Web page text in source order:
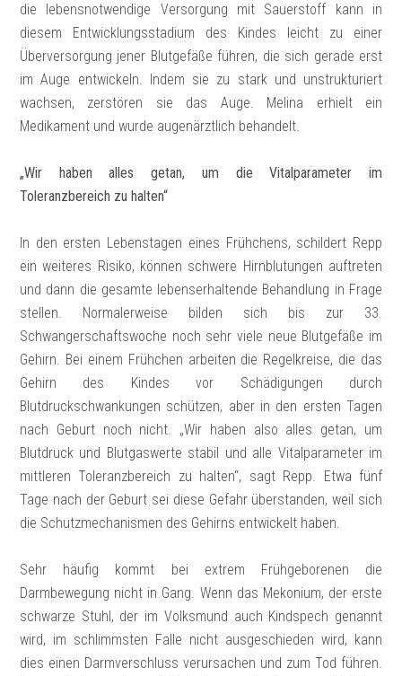
die lebensnotwendige Versorgung mit Sauerstoff kann in
diesem Entwicklungsstadium des Kindes leicht zu einer
Überversorgung jener Blutgefäße führen, die sich gerade erst
im Auge entwickeln. Indem sie zu stark und unstrukturiert
wachsen, zerstören sie das Auge. Melina erhielt ein
Medikament und wurde augenärztlich behandelt.
„Wir haben alles getan, um die Vitalparameter im
Toleranzbereich zu halten“
In den ersten Lebenstagen eines Frühchens, schildert Repp
ein weiteres Risiko, können schwere Hirnblutungen auftreten
und dann die gesamte lebenserhaltende Behandlung in Frage
stellen. Normalerweise bilden sich bis zur 33.
Schwangerschaftswoche noch sehr viele neue Blutgefäße im
Gehirn. Bei einem Frühchen arbeiten die Regelkreise, die das
Gehirn des Kindes vor Schädigungen durch
Blutdruckschwankungen schützen, aber in den ersten Tagen
nach Geburt noch nicht. „Wir haben also alles getan, um
Blutdruck und Blutgaswerte stabil und alle Vitalparameter im
mittleren Toleranzbereich zu halten“, sagt Repp. Etwa fünf
Tage nach der Geburt sei diese Gefahr überstanden, weil sich
die Schutzmechanismen des Gehirns entwickelt haben.
Sehr häufig kommt bei extrem Frühgeborenen die
Darmbewegung nicht in Gang. Wenn das Mekonium, der erste
schwarze Stuhl, der im Volksmund auch Kindspech genannt
wird, im schlimmsten Falle nicht ausgeschieden wird, kann
dies einen Darmverschluss verursachen und zum Tod führen.